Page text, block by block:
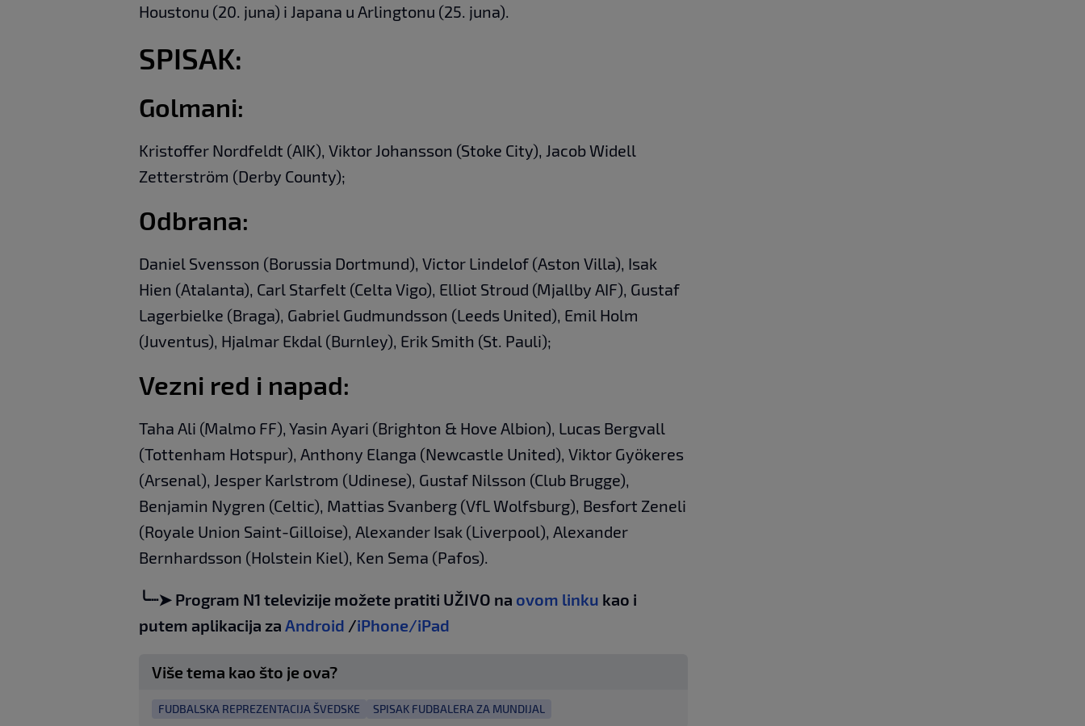
Houstonu (20. juna) i Japana u Arlingtonu (25. juna).
SPISAK:
Golmani:
Kristoffer Nordfeldt (AIK), Viktor Johansson (Stoke City), Jacob Widell
Zetterström (Derby County);
Odbrana:
Daniel Svensson (Borussia Dortmund), Victor Lindelof (Aston Villa), Isak
Hien (Atalanta), Carl Starfelt (Celta Vigo), Elliot Stroud (Mjallby AIF), Gustaf
Lagerbielke (Braga), Gabriel Gudmundsson (Leeds United), Emil Holm
(Juventus), Hjalmar Ekdal (Burnley), Erik Smith (St. Pauli);
Vezni red i napad:
Taha Ali (Malmo FF), Yasin Ayari (Brighton & Hove Albion), Lucas Bergvall
(Tottenham Hotspur), Anthony Elanga (Newcastle United), Viktor Gyökeres
(Arsenal), Jesper Karlstrom (Udinese), Gustaf Nilsson (Club Brugge),
Benjamin Nygren (Celtic), Mattias Svanberg (VfL Wolfsburg), Besfort Zeneli
(Royale Union Saint-Gilloise), Alexander Isak (Liverpool), Alexander
Bernhardsson (Holstein Kiel), Ken Sema (Pafos).
╰┈➤ Program N1 televizije možete pratiti UŽIVO na ovom linku kao i
putem aplikacija za Android /iPhone/iPad
Više tema kao što je ova?
FUDBALSKA REPREZENTACIJA ŠVEDSKE SPISAK FUDBALERA ZA MUNDIJAL